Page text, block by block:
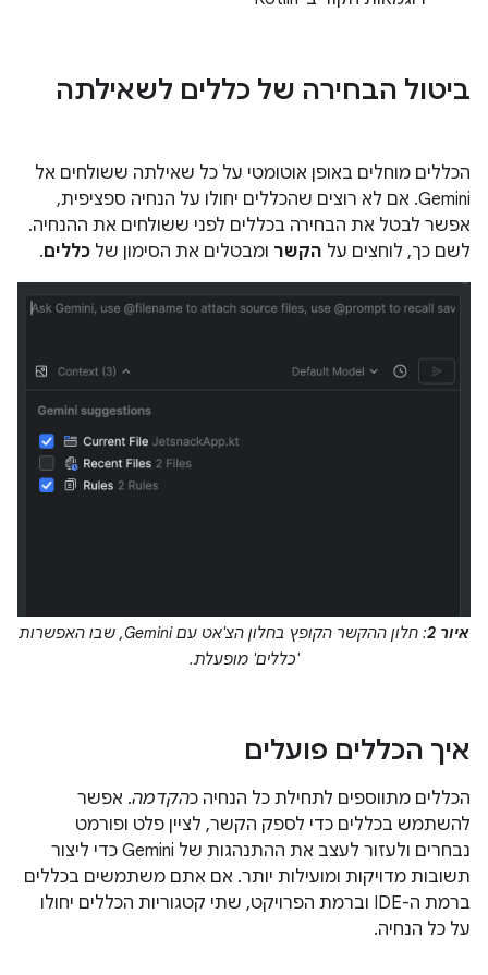
ביטול הבחירה של כללים לשאילתה
הכללים מוחלים באופן אוטומטי על כל שאילתה ששולחים אל
Gemini. אם לא רוצים שהכללים יחולו על הנחיה ספציפית,
אפשר לבטל את הבחירה בכללים לפני ששולחים את ההנחיה.
לשם כך, לוחצים על הקשר ומבטלים את הסימון של כללים.
איור 2
: חלון ההקשר הקופץ בחלון הצ'אט עם Gemini, שבו האפשרות
'כללים' מופעלת.
איך הכללים פועלים
הכללים מתווספים לתחילת כל הנחיה כהקדמה. אפשר
להשתמש בכללים כדי לספק הקשר, לציין פלט ופורמט
נבחרים ולעזור לעצב את ההתנהגות של Gemini כדי ליצור
תשובות מדויקות ומועילות יותר. אם אתם משתמשים בכללים
ברמת ה-IDE וברמת הפרויקט, שתי קטגוריות הכללים יחולו
על כל הנחיה.